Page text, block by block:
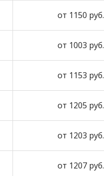
от 1150 руб.
от 1003 руб.
от 1153 руб.
от 1205 руб.
от 1203 руб.
от 1207 руб.